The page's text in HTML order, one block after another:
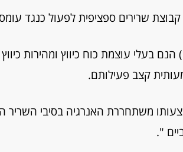
שרירים ספציפית לפעול כנגד
סיבי השריר האדומים – האירוביים (סוג 1) הנם בעלי עוצמת כוח
קצב פעילותם.
משתחררת האנרגיה בסיבי השריר
".